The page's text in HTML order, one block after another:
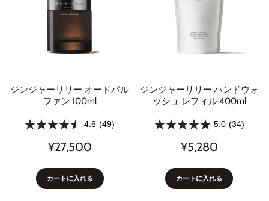
ジンジャーリリー オードパル
ファン 100ml
4.6 (49)
¥27,500
カートに入れる
ジンジャーリリー ハンドウォ
ッシュ レフィル 400ml
5.0 (34)
¥5,280
カートに入れる